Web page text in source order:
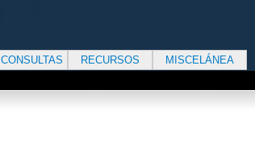
CONSULTAS RECURSOS MISCELÁNEA